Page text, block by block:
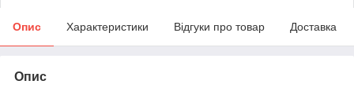
Опис Характеристики Відгуки про товар Доставка
Опис